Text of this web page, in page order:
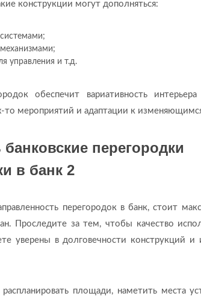
конструкции могут дополняться:
управления и т.д.
обеспечит вариативность
то мероприятий и адаптации к
перегородки
перегородок в банк, стоит
Проследите за тем, чтобы качество
уверены в долговечности конструкций
распланировать площади, наметить